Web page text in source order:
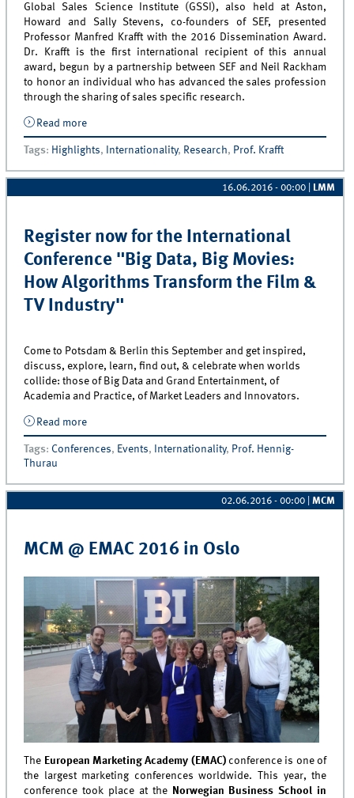
Global Sales Science Institute (GSSI), also held at Aston,
Howard and Sally Stevens, co-founders of SEF, presented
Professor Manfred Krafft with the 2016 Dissemination Award.
Dr. Krafft is the first international recipient of this annual
award, begun by a partnership between SEF and Neil Rackham
to honor an individual who has advanced the sales profession
through the sharing of sales specific research.
Read moreabout 2016 Dissemination Award presented to
Professor Manfred Krafft
Tags: Highlights, Internationality, Research, Prof. Krafft
16.06.2016 - 00:00 LMM
Register now for the International
Conference "Big Data, Big Movies:
How Algorithms Transform the Film &
TV Industry"
Come to Potsdam & Berlin this September and get inspired,
discuss, explore, learn, find out, & celebrate when worlds
collide: those of Big Data and Grand Entertainment, of
Academia and Practice, of Market Leaders and Innovators.
Read moreabout Register now for the International Conference
&quot;Big Data, Big Movies: How Algorithms
Transform the Film &amp; TV Industry&quot;
Tags: Conferences, Events, Internationality, Prof. Hennig-
Thurau
02.06.2016 - 00:00 |MCM
MCM @ EMAC 2016 in Oslo
The European Marketing Academy (EMAC)conference is one of
the largest marketing conferences worldwide. This year, the
conference took place at the Norwegian Business School in